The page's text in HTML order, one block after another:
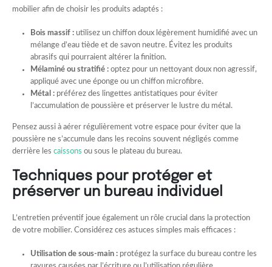
mobilier afin de choisir les produits adaptés :
Bois massif :utilisez un chiffon doux légèrement humidifié avec un
mélange d’eau tiède et de savon neutre. Évitez les produits
abrasifs qui pourraient altérer la finition.
Mélaminé ou stratifié :optez pour un nettoyant doux non agressif,
appliqué avec une éponge ou un chiffon microfibre.
Métal :préférez des lingettes antistatiques pour éviter
l’accumulation de poussière et préserver le lustre du métal.
Pensez aussi à aérer régulièrement votre espace pour éviter que la
poussière ne s’accumule dans les recoins souvent négligés comme
derrière les caissons ou sous le plateau du bureau.
Techniques pour protéger et
préserver un bureau individuel
L’entretien préventif joue également un rôle crucial dans la protection
de votre mobilier. Considérez ces astuces simples mais efficaces :
Utilisation de sous-main :protégez la surface du bureau contre les